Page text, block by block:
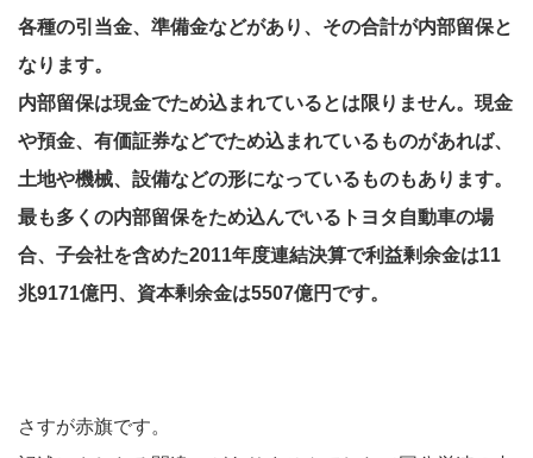
各種の引当金、準備金などがあり、その合計が内部留保と
なります。
内部留保は現金でため込まれているとは限りません。現金
や預金、有価証券などでため込まれているものがあれば、
土地や機械、設備などの形になっているものもあります。
最も多くの内部留保をため込んでいるトヨタ自動車の場
合、子会社を含めた2011年度連結決算で利益剰余金は11
兆9171億円、資本剰余金は5507億円です。
さすが赤旗です。